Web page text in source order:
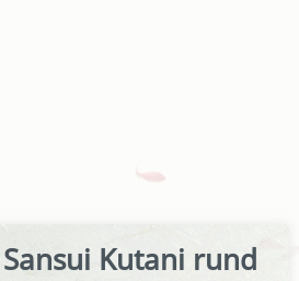
Kutani rund